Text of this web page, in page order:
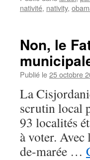
nativité, nativity,
Non, le
Publié le25 octobre
La
scrutin local
93 localités
à voter.
de-marée …